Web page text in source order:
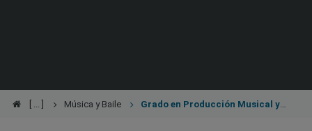
Música y Baile